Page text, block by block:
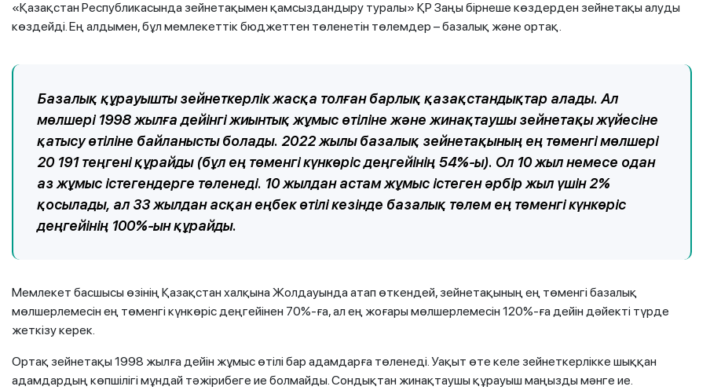
«Қазақстан Республикасында зейнетақымен қамсыздандыру туралы» ҚР Заңы бірнеше көздерден зейнетақы алуды
көздейді. Ең алдымен, бұл мемлекеттік бюджеттен төленетін төлемдер – базалық және ортақ.
Базалық құрауышты зейнеткерлік жасқа толған барлық қазақстандықтар алады. Ал
мөлшері 1998 жылға дейінгі жиынтық жұмыс өтіліне және жинақтаушы зейнетақы жүйесіне
қатысу өтіліне байланысты болады. 2022 жылы базалық зейнетақының ең төменгі мөлшері
20 191 теңгені құрайды (бұл ең төменгі күнкөріс деңгейінің 54%-ы). Ол 10 жыл немесе одан
аз жұмыс істегендерге төленеді. 10 жылдан астам жұмыс істеген әрбір жыл үшін 2%
қосылады, ал 33 жылдан асқан еңбек өтілі кезінде базалық төлем ең төменгі күнкөріс
деңгейінің 100%-ын құрайды.
Мемлекет басшысы өзінің Қазақстан халқына Жолдауында атап өткендей, зейнетақының ең төменгі базалық
мөлшерлемесін ең төменгі күнкөріс деңгейінен 70%-ға, ал ең жоғары мөлшерлемесін 120%-ға дейін дәйекті түрде
жеткізу керек.
Ортақ зейнетақы 1998 жылға дейін жұмыс өтілі бар адамдарға төленеді. Уақыт өте келе зейнеткерлікке шыққан
адамдардың көпшілігі мұндай тәжірибеге ие болмайды. Сондықтан жинақтаушы құрауыш маңызды мәнге ие.